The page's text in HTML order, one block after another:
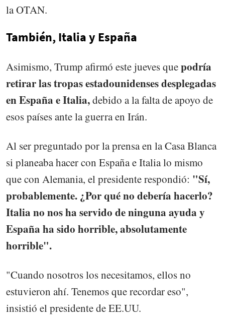
la OTAN.
También, Italia y España
Asimismo, Trump afirmó este jueves quepodría
retirar las tropas estadounidenses desplegadas
en España e Italia,debido a la falta de apoyo de
esos países ante la guerra en Irán.
Al ser preguntado por la prensa en la Casa Blanca
si planeaba hacer con España e Italia lo mismo
que con Alemania, el presidente respondió: "Sí,
probablemente. ¿Por qué no debería hacerlo?
Italia no nos ha servido de ninguna ayuda y
España ha sido horrible, absolutamente
horrible".
"Cuando nosotros los necesitamos, ellos no
estuvieron ahí. Tenemos que recordar eso",
insistió el presidente de EE.UU.